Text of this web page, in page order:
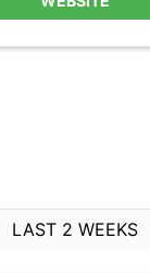
LAST 2 WEEKS